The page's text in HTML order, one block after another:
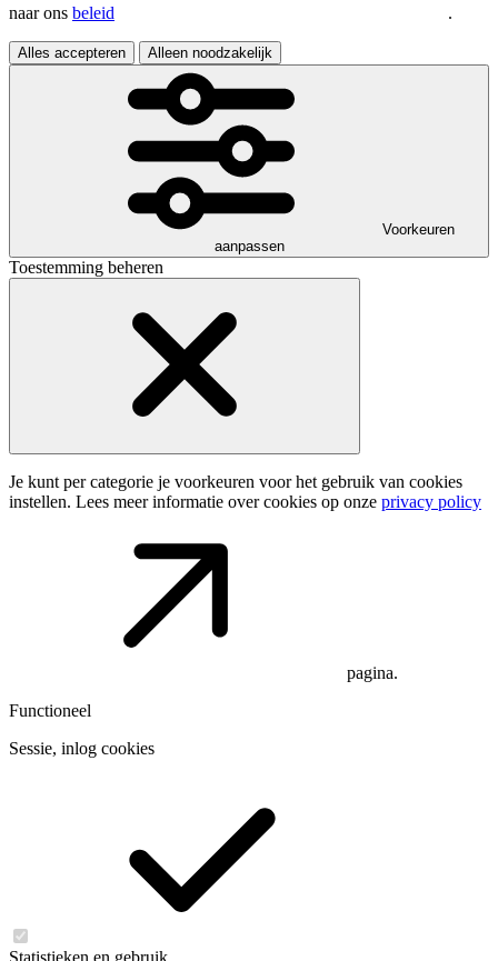
naar ons beleid .
Alles accepteren Alleen noodzakelijk
Voorkeuren
aanpassen
Toestemming beheren
Je kunt per categorie je voorkeuren voor het gebruik van cookies
instellen. Lees meer informatie over cookies op onze privacy policy
pagina.
Functioneel
Sessie, inlog cookies
Statistieken en gebruik